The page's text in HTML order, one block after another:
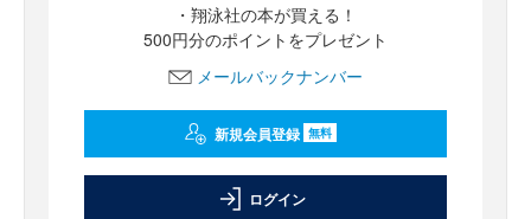
・翔泳社の本が買える！
500円分のポイントをプレゼント
メールバックナンバー
新規会員登録 無料
ログイン